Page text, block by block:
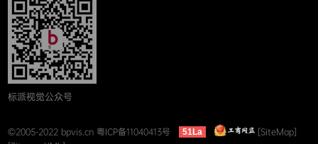
标派视觉公众号
©2005-2022 bpvis.cn 粤ICP备11040413号 51La
[SiteMap]